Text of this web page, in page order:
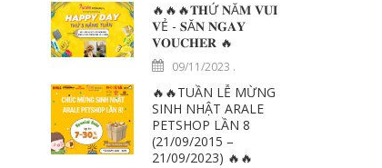
🔥🔥🔥𝐓𝐇Ứ 𝐍Ă𝐌 𝐕𝐔𝐈
𝐕Ẻ - 𝐒Ă𝐍 𝐍𝐆𝐀𝐘
𝐕𝐎𝐔𝐂𝐇𝐄𝐑 🔥
09/11/2023 .
🔥🔥TUẦN LỄ MỪNG
SINH NHẬT ARALE
PETSHOP LẦN 8
(21/09/2015 –
21/09/2023) 🔥🔥